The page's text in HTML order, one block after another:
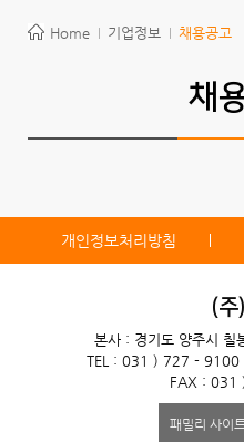
Home 기업정보 채용공고
채
개인정보처리방침
(주
본사 : 경기도 양주시
TEL : 031 ) 727 - 9100
FAX : 031
패밀리 사이